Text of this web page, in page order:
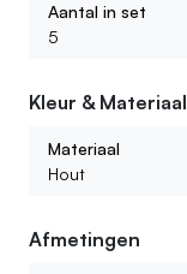
Aantal in set
5
Kleur & Materiaal
Materiaal
Hout
Afmetingen